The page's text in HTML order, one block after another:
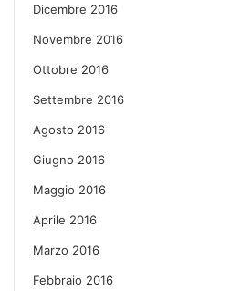
Dicembre 2016
Novembre 2016
Ottobre 2016
Settembre 2016
Agosto 2016
Giugno 2016
Maggio 2016
Aprile 2016
Marzo 2016
Febbraio 2016